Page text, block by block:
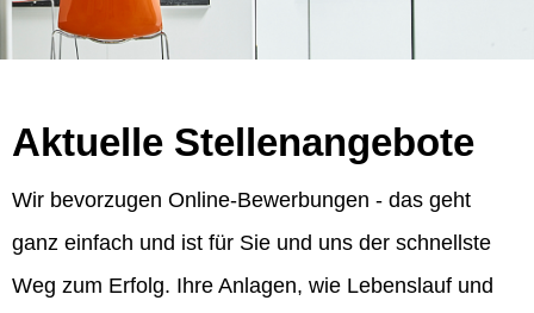
Aktuelle Stellenangebote
Wir bevorzugen Online-Bewerbungen - das geht
ganz einfach und ist für Sie und uns der schnellste
Weg zum Erfolg. Ihre Anlagen, wie Lebenslauf und